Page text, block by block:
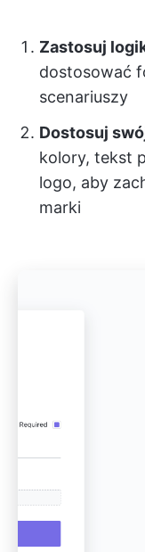
Zastosuj
dostosować
scenariuszy
Dostosuj
kolory, tekst
logo, aby
marki